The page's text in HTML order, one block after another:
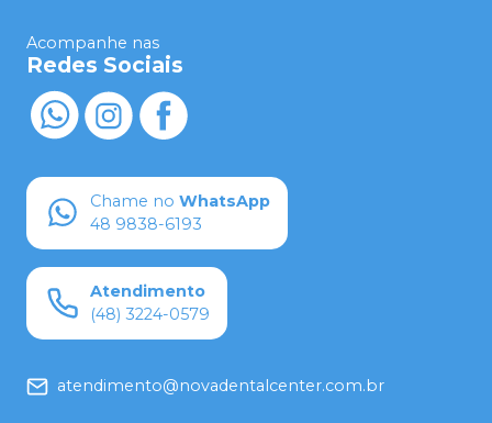
Acompanhe nas
Redes Sociais
Chame no WhatsApp
48 9838-6193
Atendimento
(48) 3224-0579
atendimento@novadentalcenter.com.br